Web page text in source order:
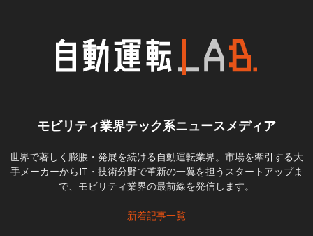
モビリティ業界テック系ニュースメディア
世界で著しく膨脹・発展を続ける自動運転業界。市場を牽引する大
手メーカーからIT・技術分野で革新の一翼を担うスタートアップま
で、モビリティ業界の最前線を発信します。
新着記事一覧